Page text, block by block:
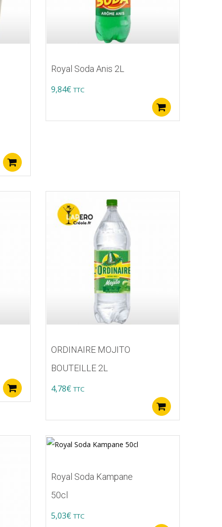
Royal Soda Anis 2L
9,84€ TTC
Ajouter au panier
ORDINAIRE MOJITO
BOUTEILLE 2L
4,78€ TTC
Royal Soda Kampane
50cl
5,03€ TTC